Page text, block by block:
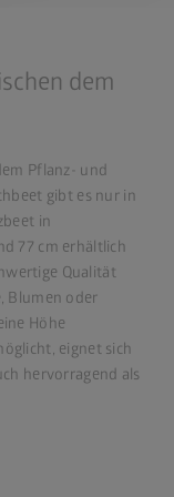
dem
Pflanz- und
gibt es nur in
in
77 cm erhältlich
Qualität
Blumen oder
Höhe
eignet sich
hervorragend als